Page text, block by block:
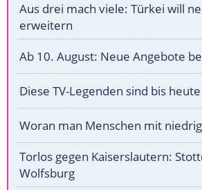
Aus drei mach viele: Türkei will
erweitern
Ab 10. August: Neue Angebote
Diese TV-Legenden sind bis
Woran man Menschen mit
Torlos gegen Kaiserslautern:
Wolfsburg